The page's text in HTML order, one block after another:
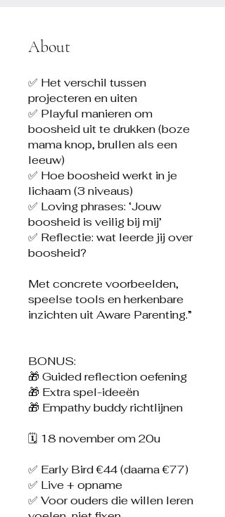
About
✅ Het verschil tussen
projecteren en uiten
✅ Playful manieren om
boosheid uit te drukken (boze
mama knop, brullen als een
leeuw)
✅ Hoe boosheid werkt in je
lichaam (3 niveaus)
✅ Loving phrases: ‘Jouw
boosheid is veilig bij mij’
✅ Reflectie: wat leerde jij over
boosheid?
Met concrete voorbeelden,
speelse tools en herkenbare
inzichten uit Aware Parenting.”
BONUS:
🎁 Guided reflection oefening
🎁 Extra spel-ideeën
🎁 Empathy buddy richtlijnen
🗓️ 18 november om 20u
✅ Early Bird €44 (daarna €77)
✅ Live + opname
✅ Voor ouders die willen leren